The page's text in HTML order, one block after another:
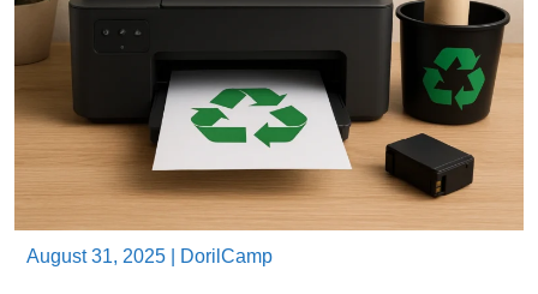
August 31, 2025 DorilCamp